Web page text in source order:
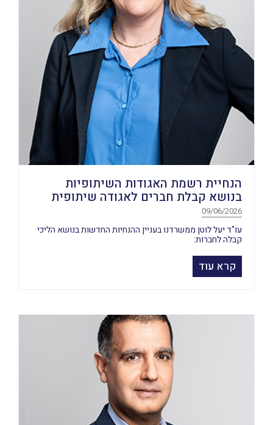
הנחיית רשמת האגודות השיתופיות
בנושא קבלת חברים לאגודה שיתופית
09/06/2026
עו"ד יעל לוטן ממשרדנו בעניין ההנחיות החדשות בנושא הליכי
קבלה לחברות:
קרא עוד